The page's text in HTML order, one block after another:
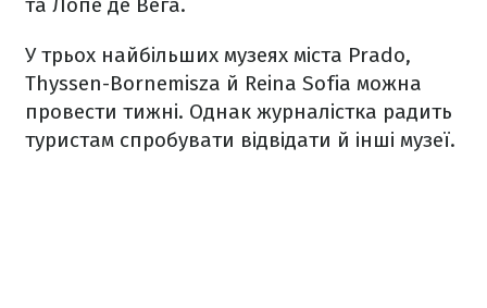
У трьох найбільших музеях міста Prado,
Thyssen-Bornemisza й Reina Sofia можна
провести тижні. Однак журналістка радить
туристам спробувати відвідати й інші музеї.